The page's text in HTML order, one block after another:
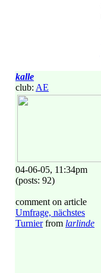
kalle
club: AE
04-06-05, 11:34pm
(posts: 92)
comment on article
Umfrage, nächstes
Turnierfrom larlinde